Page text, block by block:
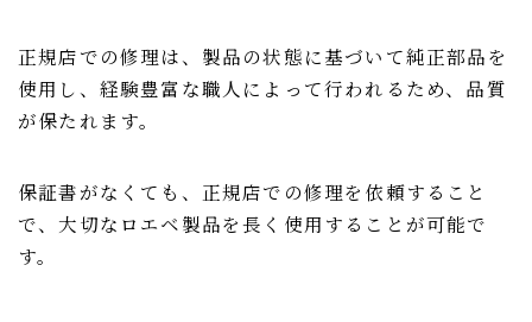
正規店での修理は、製品の状態に基づいて純正部品を
使用し、経験豊富な職人によって行われるため、品質
が保たれます。
保証書がなくても、正規店での修理を依頼すること
で、大切なロエベ製品を長く使用することが可能で
す。